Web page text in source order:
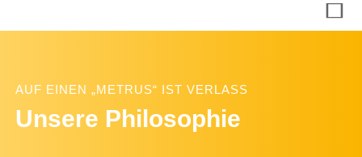
AUF EINEN „METRUS“ IST VERLASS
Unsere Philosophie